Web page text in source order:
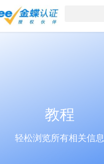
教程
轻松浏览所有相关信息